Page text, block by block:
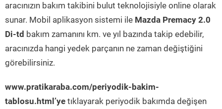
aracınızın bakım takibini bulut teknolojisiyle online olarak
sunar. Mobil aplikasyon sistemi ile Mazda Premacy 2.0
Di-td bakım zamanını km. ve yıl bazında takip edebilir,
aracınızda hangi yedek parçanın ne zaman değiştiğini
görebilirsiniz.
www.pratikaraba.com/periyodik-bakim-
tablosu.html’ye tıklayarak periyodik bakımda değişen